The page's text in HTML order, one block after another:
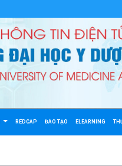
REDCAP ĐÀO TẠO ELEARNING